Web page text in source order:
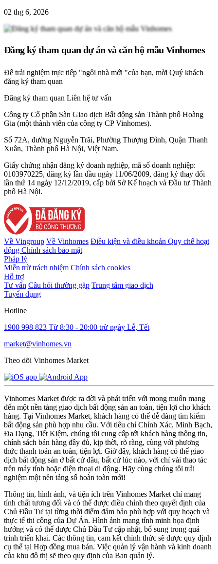
02 thg 6, 2026
Đăng ký tham quan dự án và căn hộ mẫu Vinhomes
Để trải nghiệm trực tiếp "ngôi nhà mới "của bạn, mời Quý khách
đăng ký tham quan
Đăng ký tham quan Liên hệ tư vấn
Công ty Cổ phần Sàn Giao dịch Bất động sản Thành phố Hoàng
Gia (một thành viên của công ty CP Vinhomes).
Số 72A, đường Nguyễn Trãi, Phường Thượng Đình, Quận Thanh
Xuân, Thành phố Hà Nội, Việt Nam.
Giấy chứng nhận đăng ký doanh nghiệp, mã số doanh nghiệp:
0103970225, đăng ký lần đầu ngày 11/06/2009, đăng ký thay đổi
lần thứ 14 ngày 12/12/2019, cấp bởi Sở Kế hoạch và Đầu tư Thành
phố Hà Nội.
Về Vingroup Về Vinhomes Điều kiện và điều khoản Quy chế hoạt
động Chính sách bảo mật
Pháp lý
Miễn trừ trách nhiệm Chính sách cookies
Hỗ trợ
Tư vấn Câu hỏi thường gặp Trung tâm giao dịch
Tuyển dụng
Hotline
1900 998 823 Từ 8:30 - 20:00 trừ ngày Lễ, Tết
market@vinhomes.vn
Theo dõi Vinhomes Market
Vinhomes Market được ra đời và phát triển với mong muốn mang
đến một nền tảng giao dịch bất động sản an toàn, tiện lợi cho khách
hàng. Tại Vinhomes Market, khách hàng có thể dễ dàng tìm kiếm
bất động sản phù hợp nhu cầu. Với tiêu chí Chính Xác, Minh Bạch,
Đa Dạng, Tiết Kiệm, chúng tôi cung cấp tới khách hàng thông tin,
chính sách bán hàng đầy đủ, kịp thời, rõ ràng, cùng với phương
thức thanh toán an toàn, tiện lợi. Giờ đây, khách hàng có thể giao
dịch bất động sản ở bất cứ đâu, bất cứ lúc nào, với chỉ vài thao tác
trên máy tính hoặc điện thoại di động. Hãy cùng chúng tôi trải
nghiệm một nền tảng số hoàn toàn mới!
Thông tin, hình ảnh, và tiện ích trên Vinhomes Market chỉ mang
tính chất tương đối và có thể được điều chỉnh theo quyết định của
Chủ Đầu Tư tại từng thời điểm đảm bảo phù hợp với quy hoạch và
thực tế thi công của Dự Án. Hình ảnh mang tính minh họa định
hướng và có thể được Chủ Đầu Tư cập nhật, bổ sung trong quá
trình triển khai. Các thông tin, cam kết chính thức sẽ được quy định
cụ thể tại Hợp đồng mua bán. Việc quản lý vận hành và kinh doanh
của khu đô thị sẽ theo quy định của Ban quản lý.